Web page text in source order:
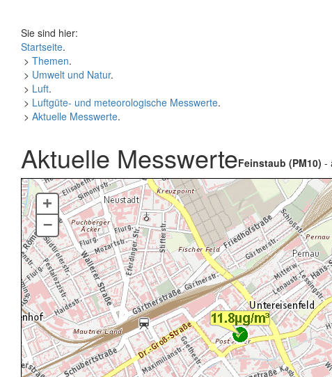
Sie sind hier:
Startseite.
> Themen.
> Umwelt und Natur.
> Luft.
> Luftgüte- und meteorologische Messwerte.
> Aktuelle Messwerte.
Aktuelle MesswerteFeinstaub (PM10) -
+
–